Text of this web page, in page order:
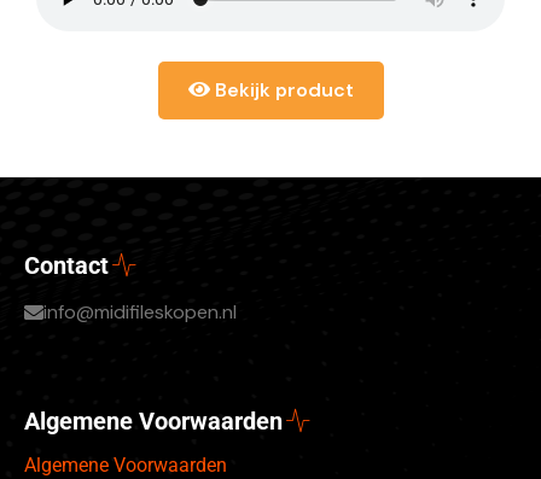
Bekijk product
Contact
info@midifileskopen.nl
Algemene Voorwaarden
Algemene Voorwaarden